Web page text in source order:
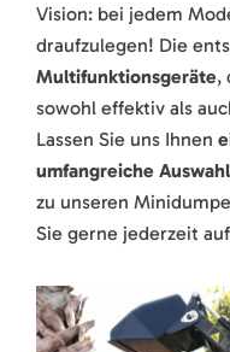
Vision: bei jedem
draufzulegen! Die
Multifunktionsgeräte,
sowohl effektiv als
Lassen Sie uns Ihnen
umfangreiche Auswahl
zu unseren
Sie gerne jederzeit